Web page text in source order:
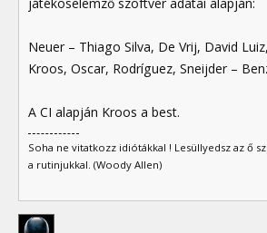
Neuer – Thiago Silva, De Vrij, David
Kroos, Oscar, Rodríguez, Sneijder –
A CI alapján Kroos a best.
Soha ne vitatkozz idiótákkal ! Lesüllyedsz az ő
a rutinjukkal. (Woody Allen)